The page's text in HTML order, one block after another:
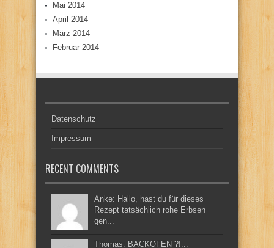
Mai 2014
April 2014
März 2014
Februar 2014
Datenschutz
Impressum
RECENT COMMENTS
Anke: Hallo, hast du für dieses
Rezept tatsächlich rohe Erbsen
gen...
Thomas: BACKOFEN ?!...